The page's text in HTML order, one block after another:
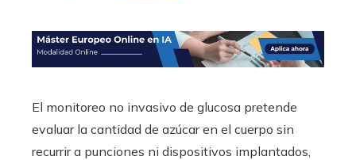
El monitoreo no invasivo de glucosa pretende
evaluar la cantidad de azúcar en el cuerpo sin
recurrir a punciones ni dispositivos implantados,